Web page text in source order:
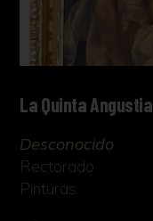
La Quinta Angustia
Desconocido
Rectorado
Pinturas